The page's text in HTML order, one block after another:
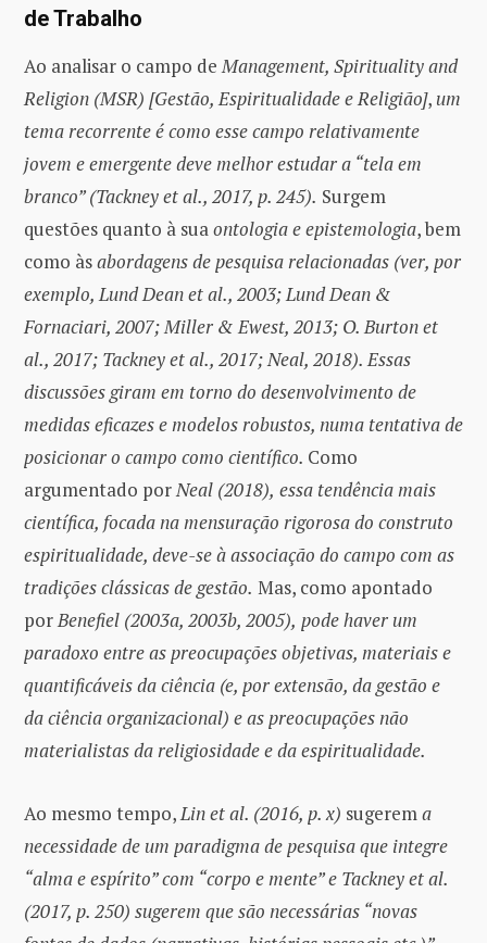
de Trabalho
Ao analisar o campo deManagement, Spirituality and
Religion (MSR) [Gestão, Espiritualidade e Religião], um
tema recorrente é como esse campo relativamente
jovem e emergente deve melhor estudar a “tela em
branco” (Tackney et al., 2017, p. 245). Surgem
questões quanto à suaontologia e epistemologia, bem
como àsabordagens de pesquisa relacionadas (ver, por
exemplo, Lund Dean et al., 2003; Lund Dean &
Fornaciari, 2007; Miller & Ewest, 2013; O. Burton et
al., 2017; Tackney et al., 2017; Neal, 2018). Essas
discussões giram em torno do desenvolvimento de
medidas eficazes e modelos robustos, numa tentativa de
posicionar o campo como científico. Como
argumentado porNeal (2018), essa tendência mais
científica, focada na mensuração rigorosa do construto
espiritualidade, deve-se à associação do campo com as
tradições clássicas de gestão. Mas, como apontado
porBenefiel (2003a, 2003b, 2005), pode haver um
paradoxo entre as preocupações objetivas, materiais e
quantificáveis ​​da ciência (e, por extensão, da gestão e
da ciência organizacional) e as preocupações não
materialistas da religiosidade e da espiritualidade.
Ao mesmo tempo,Lin et al. (2016, p. x) sugerema
necessidade de um paradigma de pesquisa que integre
“alma e espírito” com “corpo e mente” e Tackney et al.
(2017, p. 250) sugerem que são necessárias “novas